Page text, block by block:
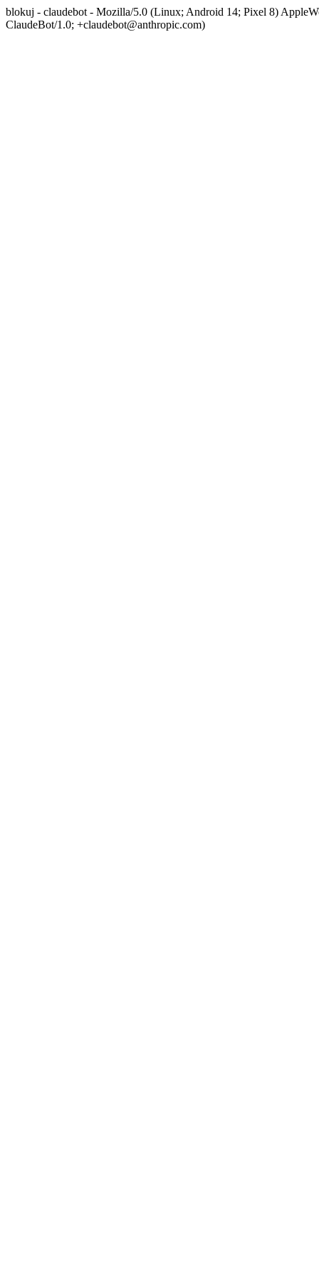
blokuj - claudebot - Mozilla/5.0 (Linux; Android 14; Pixel 8)
ClaudeBot/1.0; +claudebot@anthropic.com)